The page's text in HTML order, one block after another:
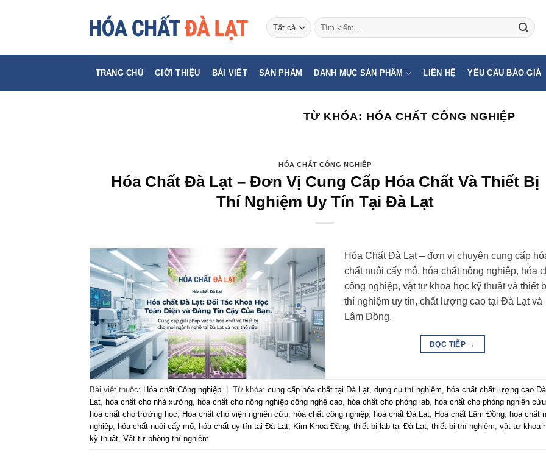
Tìm
kiếm:
TRANG CHỦ GIỚI THIỆU BÀI VIẾT SẢN PHẨM DANH MỤC SẢN PHẨM LIÊN HỆ YÊU CẦU BÁO GIÁ
TỪ KHÓA: HÓA CHẤT CÔNG NGHIỆP
HÓA CHẤT CÔNG NGHIỆP
Hóa Chất Đà Lạt – Đơn Vị Cung Cấp Hóa Chất Và Thiết Bị
Thí Nghiệm Uy Tín Tại Đà Lạt
Hóa Chất Đà Lạt – đơn vị chuyên cung cấp
chất nuôi cấy mô, hóa chất nông nghiệp, hóa
công nghiệp, vật tư khoa học kỹ thuật và thiết
thí nghiệm uy tín, chất lượng cao tại Đà Lạt và
Lâm Đồng.
ĐỌC TIẾP →
Bài viết thuộc: Hóa chất Công nghiệp | Từ khóa: cung cấp hóa chất tại Đà Lạt dụng cụ thí nghiệm hóa chất chất lượng cao Đà
Lạt hóa chất cho nhà xưởng hóa chất cho nông nghiệp công nghệ cao hóa chất cho phòng lab hóa chất cho phòng nghiên cứu
hóa chất cho trường học
Hóa chất cho viện nghiên cứu hóa chất công nghiệp hóa chất Đà Lạt Hóa chất Lâm Đồng hóa chất
nghiệp hóa chất nuôi cấy mô hóa chất uy tín tại Đà Lạt Kim Khoa Đăng thiết bị lab tại Đà Lạt thiết bị thí nghiệm vật tư khoa
kỹ thuật Vật tư phòng thí nghiệm